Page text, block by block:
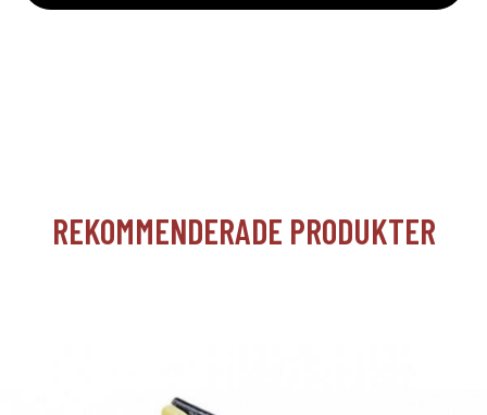
REKOMMENDERADE PRODUKTER